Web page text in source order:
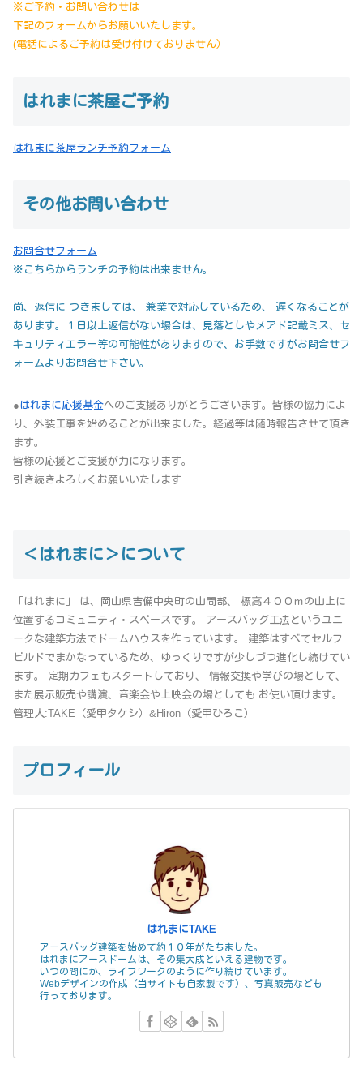
※ご予約・お問い合わせは
下記のフォームからお願いいたします。
(電話によるご予約は受け付けておりません）
はれまに茶屋ご予約
はれまに茶屋ランチ予約フォーム
その他お問い合わせ
お問合せフォーム
※こちらからランチの予約は出来ません。
尚、返信に つきましては、 兼業で対応しているため、 遅くなることが
あります。１日以上返信がない場合は、見落としやメアド記載ミス、セ
キュリティエラー等の可能性がありますので、お手数ですがお問合せフ
ォームよりお問合せ下さい。
●はれまに応援基金へのご支援ありがとうございます。皆様の協力によ
り、外装工事を始めることが出来ました。経過等は随時報告させて頂き
ます。
皆様の応援とご支援が力になります。
引き続きよろしくお願いいたします
＜はれまに＞について
「はれまに」 は、岡山県吉備中央町の山間部、 標高４００ｍの山上に
位置するコミュニティ・スペースです。 アースバッグ工法というユニ
ークな建築方法でドームハウスを作っています。 建築はすべてセルフ
ビルドでまかなっているため、ゆっくりですが少しづつ進化し続けてい
ます。 定期カフェもスタートしており、 情報交換や学びの場として、
また展示販売や講演、音楽会や上映会の場としても お使い頂けます。
管理人:TAKE（愛甲タケシ）&Hiron（愛甲ひろこ）
プロフィール
はれまにTAKE
アースバッグ建築を始めて約１０年がたちました。
はれまにアースドームは、その集大成といえる建物です。
いつの間にか、ライフワークのように作り続けています。
Webデザインの作成（当サイトも自家製です）、写真販売なども
行っております。